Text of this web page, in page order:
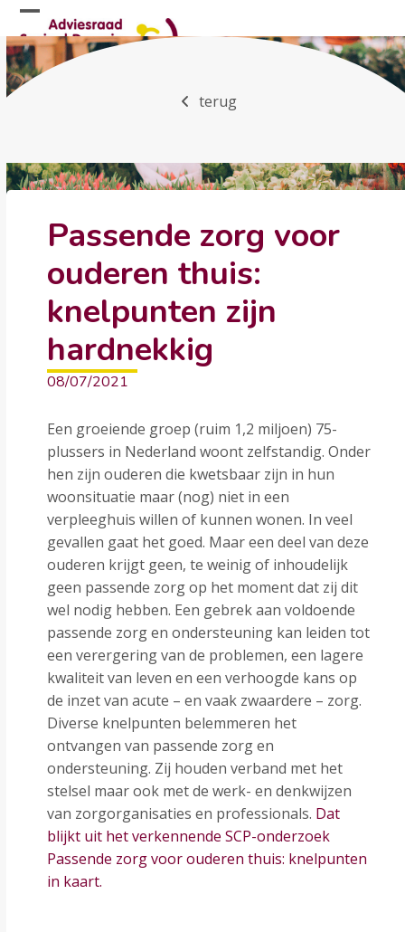
Skip
to
content
Open
mobile
menu
Close
mobile
menu
terug
Passende zorg voor
ouderen thuis:
knelpunten zijn
hardnekkig
08/07/2021
Een groeiende groep (ruim 1,2 miljoen) 75-
plussers in Nederland woont zelfstandig. Onder
hen zijn ouderen die kwetsbaar zijn in hun
woonsituatie maar (nog) niet in een
verpleeghuis willen of kunnen wonen. In veel
gevallen gaat het goed. Maar een deel van deze
ouderen krijgt geen, te weinig of inhoudelijk
geen passende zorg op het moment dat zij dit
wel nodig hebben. Een gebrek aan voldoende
passende zorg en ondersteuning kan leiden tot
een verergering van de problemen, een lagere
kwaliteit van leven en een verhoogde kans op
de inzet van acute – en vaak zwaardere – zorg.
Diverse knelpunten belemmeren het
ontvangen van passende zorg en
ondersteuning. Zij houden verband met het
stelsel maar ook met de werk- en denkwijzen
van zorgorganisaties en professionals. Dat
blijkt uit het verkennende SCP-onderzoek
Passende zorg voor ouderen thuis: knelpunten
in kaart.